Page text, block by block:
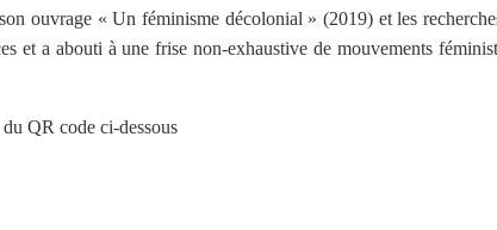
ouvrage « Un féminisme décolonial » (2019) et les
et a abouti à une frise non-exhaustive de mouvements
QR code ci-dessous